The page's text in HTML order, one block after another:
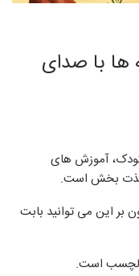
ها با صدای
آموزش های
لذت بخش است.
بر این می توانید بابت
دلچسب است.